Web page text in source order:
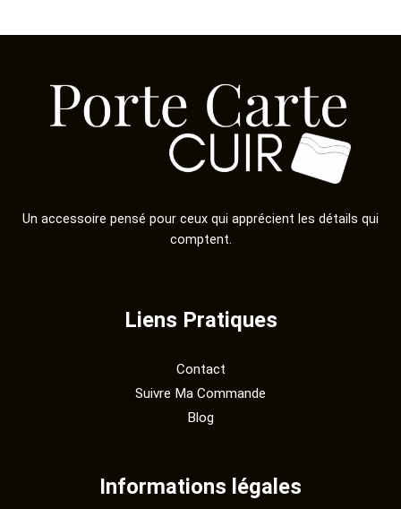
Un accessoire pensé pour ceux qui apprécient les détails qui
comptent.
Liens Pratiques
Contact
Suivre Ma Commande
Blog
Informations légales